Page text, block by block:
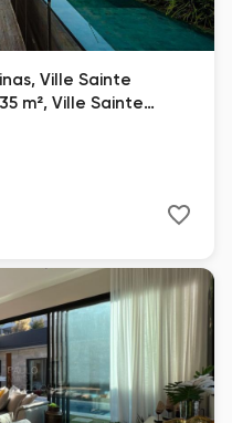
Ville Sainte
m², Ville Sainte